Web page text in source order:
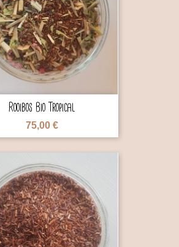

Rooibos Bio Tropical
75,00 €
